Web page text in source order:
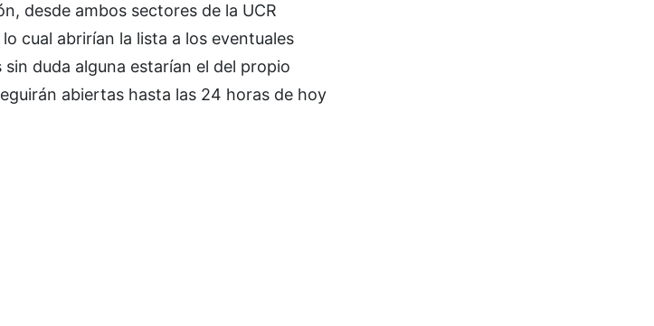
desde ambos sectores de la UCR
cual abrirían la lista a los eventuales
duda alguna estarían el del propio
abiertas hasta las 24 horas de hoy